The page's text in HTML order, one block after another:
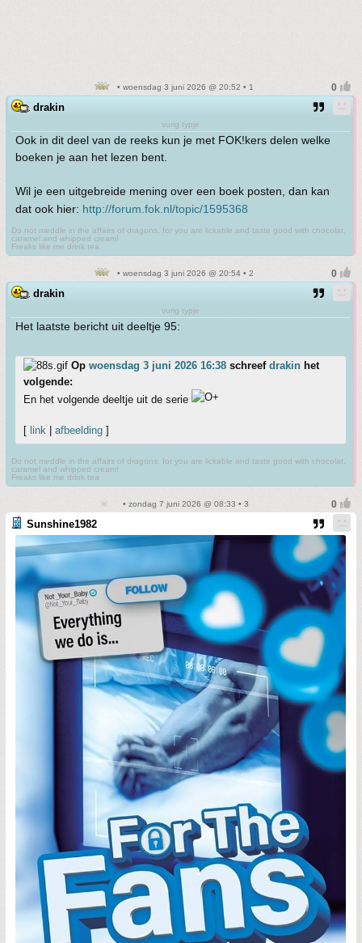
• woensdag 3 juni 2026 @ 20:52 • 1
drakin
vurig typje
Ook in dit deel van de reeks kun je met FOK!kers delen welke
boeken je aan het lezen bent.
Wil je een uitgebreide mening over een boek posten, dan kan
dat ook hier: http://forum.fok.nl/topic/1595368
Do not meddle in the affairs of dragons, for you are lickable and taste good with chocolat,
caramel and whipped cream!
Freaks like me drink tea
• woensdag 3 juni 2026 @ 20:54 • 2
drakin
vurig typje
Het laatste bericht uit deeltje 95:
Op woensdag 3 juni 2026 16:38 schreef drakin het
volgende:
En het volgende deeltje uit de serie
[ link afbeelding ]
Do not meddle in the affairs of dragons, for you are lickable and taste good with chocolat,
caramel and whipped cream!
Freaks like me drink tea
• zondag 7 juni 2026 @ 08:33 • 3
Sunshine1982